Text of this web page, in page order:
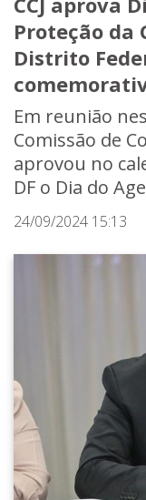
Proteção da
Distrito
Em reunião
Comissão de
aprovou no
DF o Dia do
24/09/2024 15:13